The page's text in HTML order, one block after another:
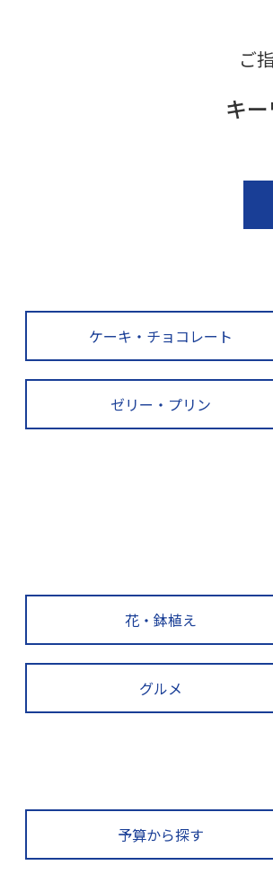
ご
キ
ケーキ・チョコレート
ゼリー・プリン
花・鉢植え
グルメ
予算から探す